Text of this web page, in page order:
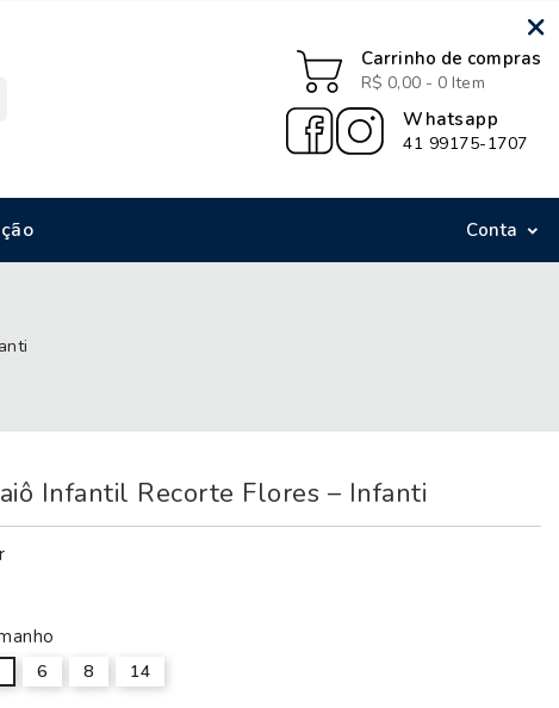
×
Carrinho de compras
R$ 0,00 - 0 Item
Whatsapp
41 99175-1707
Conta 
Infantil Recorte Flores – Infanti
6 8 14